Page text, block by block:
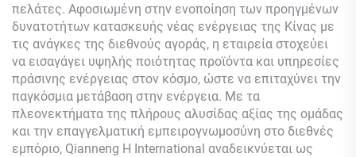
πελάτες. Αφοσιωμένη στην ενοποίηση των προηγμένων
δυνατοτήτων κατασκευής νέας ενέργειας της Κίνας με
τις ανάγκες της διεθνούς αγοράς, η εταιρεία στοχεύει
να εισαγάγει υψηλής ποιότητας προϊόντα και υπηρεσίες
πράσινης ενέργειας στον κόσμο, ώστε να επιταχύνει την
παγκόσμια μετάβαση στην ενέργεια. Με τα
πλεονεκτήματα της πλήρους αλυσίδας αξίας της ομάδας
και την επαγγελματική εμπειρογνωμοσύνη στο διεθνές
εμπόριο, Qianneng Η International αναδεικνύεται ως